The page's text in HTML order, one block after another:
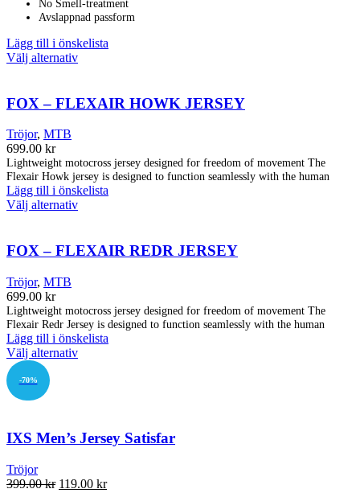
No Smell-treatment
Avslappnad passform
Lägg till i önskelista
Välj alternativDen
har
flera
olika
alternativen
kan
väljas
FOX – FLEXAIR HOWK JERSEY
Tröjor, MTB
699.00 kr
Lightweight motocross jersey designed for freedom of movement The
Flexair Howk jersey is designed to function seamlessly with the human
Lägg till i önskelista
Välj alternativDen
har
flera
olika
alternativen
kan
väljas
på
FOX – FLEXAIR REDR JERSEY
Tröjor, MTB
699.00 kr
Lightweight motocross jersey designed for freedom of movement The
Flexair Redr Jersey is designed to function seamlessly with the human
Lägg till i önskelista
Välj alternativDen
De
kan
-70%
IXS Men’s Jersey Satisfar
Tröjor
399.00kr Det
119.00 krDet